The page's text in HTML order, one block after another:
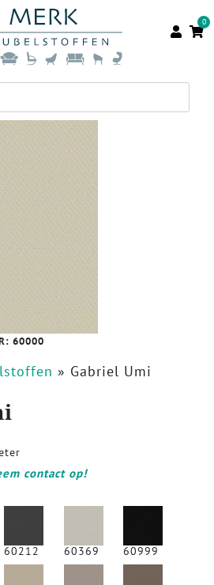
0
60000
» Gabriel Umi
contact op!
60212 60369 60999